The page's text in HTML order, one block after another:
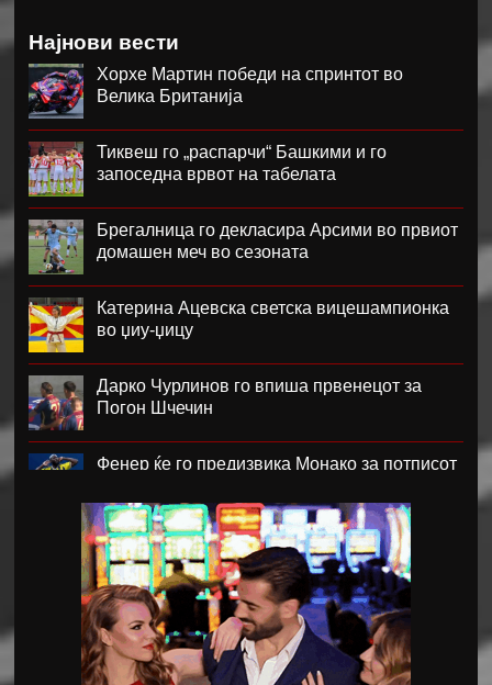
Најнови вести
Хорхе Мартин победи на спринтот во
Велика Британија
Тиквеш го „распарчи“ Башкими и го
запоседна врвот на табелата
Брегалница го декласира Арсими во првиот
домашен меч во сезоната
Катерина Ацевска светска вицешампионка
во џиу-џицу
Дарко Чурлинов го впиша првенецот за
Погон Шчечин
Фенер ќе го предизвика Монако за потписот
Челзи убедливо го надигра Милан во
Австралија
Кенан Јилдиз на листата на желби на
Арсенал